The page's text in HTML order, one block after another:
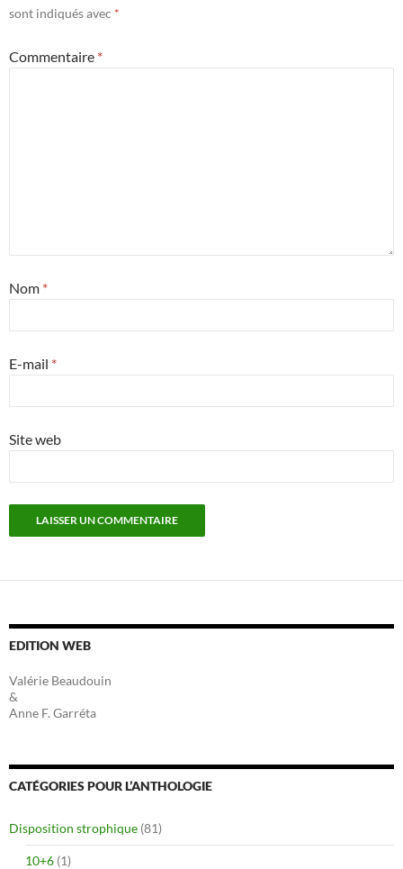
sont indiqués avec *
Commentaire *
Nom *
E-mail *
Site web
EDITION WEB
Valérie Beaudouin
&
Anne F. Garréta
CATÉGORIES POUR L’ANTHOLOGIE
Disposition strophique (81)
10+6 (1)